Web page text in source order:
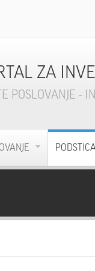
ZA
POSLOVANJE -